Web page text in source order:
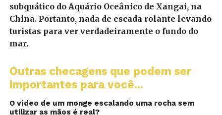
subquático do Aquário Oceânico de Xangai, na
China. Portanto, nada de escada rolante levando
turistas para ver verdadeiramente o fundo do
mar.
Outras checagens que podem ser
importantes para você...
O vídeo de um monge escalando uma rocha sem
utilizar as mãos é real?